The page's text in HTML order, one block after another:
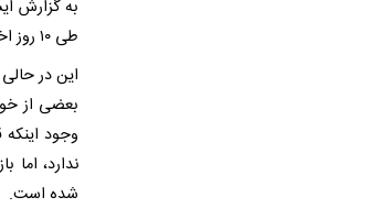
به گزارش
طی ۱۰ روز اخیر حاکی از ثبات نسبی در بازار خودرو و کاهش نسبی قیمت‌ها در بازار دارد.
این در
بعضی از
وجود
ندارد،
شده است.